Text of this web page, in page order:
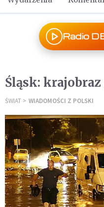
Radio
Śląsk:
ŚWIAT WIADOMOŚCI Z POLSKI